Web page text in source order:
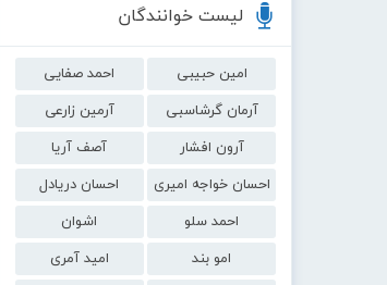
لیست خوانندگان
امین حبیبی
احمد صفایی
آرمان گرشاسبی
آرمین زارعی
آرون افشار
آصف آریا
احسان خواجه امیری
احسان دریادل
احمد سلو
اشوان
امو بند
امید آمری